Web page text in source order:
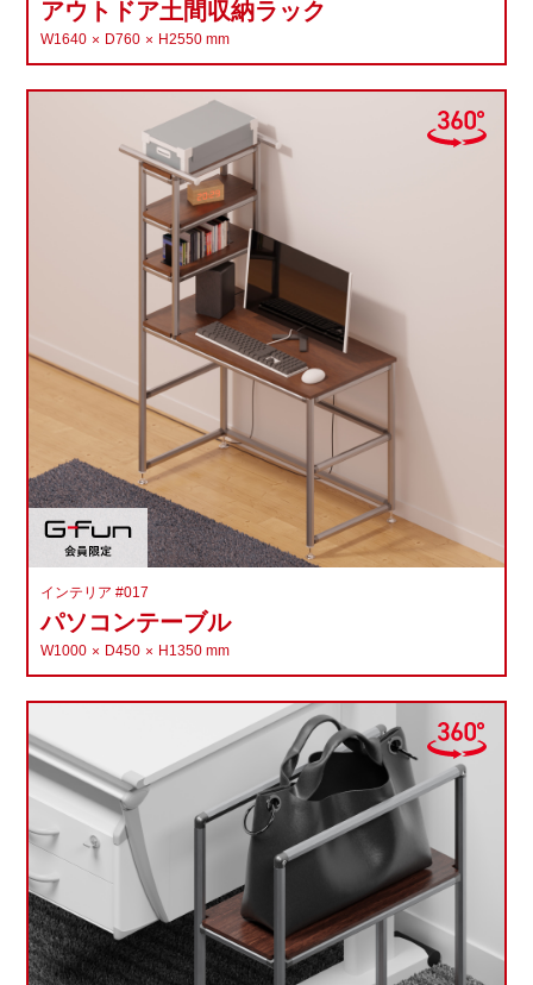
アウトドア土間収納ラック
W1640 D760 H2550 mm
インテリア #017
パソコンテーブル
W1000 D450 H1350 mm